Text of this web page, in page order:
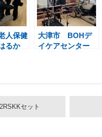
人保健
るか
大津市 BOHデ
イケアセンター
セット